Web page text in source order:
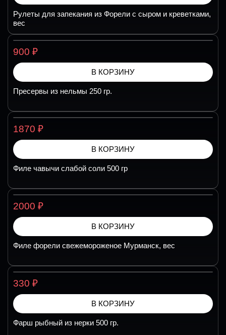
Рулеты для запекания из Форели с сыром и креветками,
вес
900 ₽
В КОРЗИНУ
Пресервы из нельмы 250 гр.
1870 ₽
В КОРЗИНУ
Филе чавычи слабой соли 500 гр
2000 ₽
В КОРЗИНУ
Филе форели свежемороженое Мурманск, вес
330 ₽
В КОРЗИНУ
Фарш рыбный из нерки 500 гр.